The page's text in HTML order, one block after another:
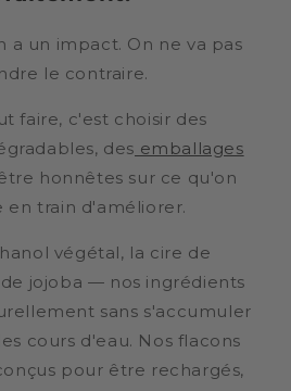
a un impact. On ne va pas
le contraire.
faire, c'est choisir des
des emballages
honnêtes sur ce qu'on
en train d'améliorer.
végétal, la cire de
jojoba — nos ingrédients
sans s'accumuler
cours d'eau. Nos flacons
pour être rechargés,